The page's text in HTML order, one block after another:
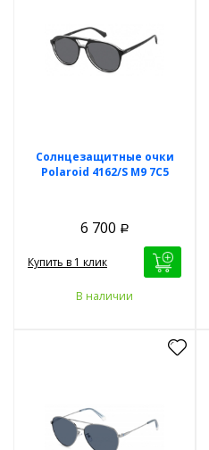
Солнцезащитные очки
Polaroid 4162/S M9 7C5
6 700 Р
Купить в 1 клик
В наличии